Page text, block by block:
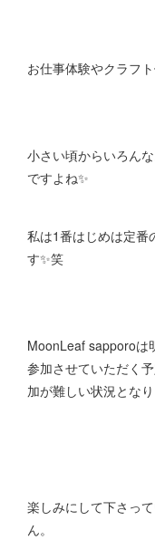
お仕事体験やクラフ
小さい頃からいろん
ですよね✨
私は1番はじめは定番
す✨笑
MoonLeaf sapporoは
参加させていただく
加が難しい状況となり
楽しみにして下さっ
ん。